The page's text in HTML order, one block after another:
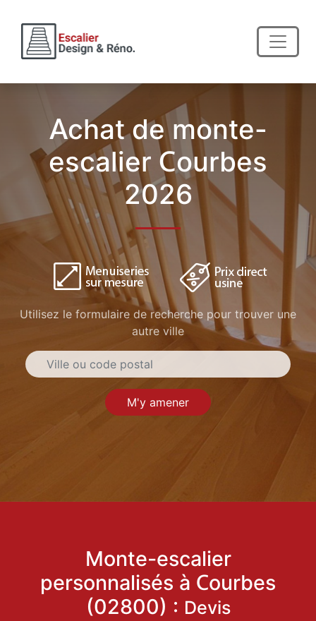
Achat de monte-
escalier Courbes
2026
Utilisez le formulaire de recherche pour trouver une
autre ville
M'y amener
Monte-escalier
personnalisés à Courbes
(02800) : Devis